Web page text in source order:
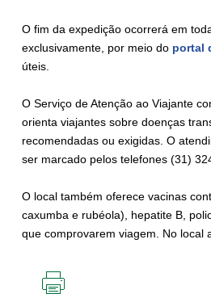
O fim da expedição ocorrerá em
exclusivamente, por meio do portal
úteis.
O Serviço de Atenção ao Viajante
orienta viajantes sobre doenças
recomendadas ou exigidas. O
ser marcado pelos telefones (31)
O local também oferece vacinas
caxumba e rubéola), hepatite B,
que comprovarem viagem. No local